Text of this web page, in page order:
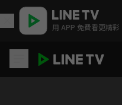
用 APP 免費看更精彩